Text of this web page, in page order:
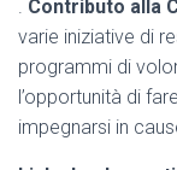
. Contributo alla
varie iniziative di
programmi di
l’opportunità di
impegnarsi in